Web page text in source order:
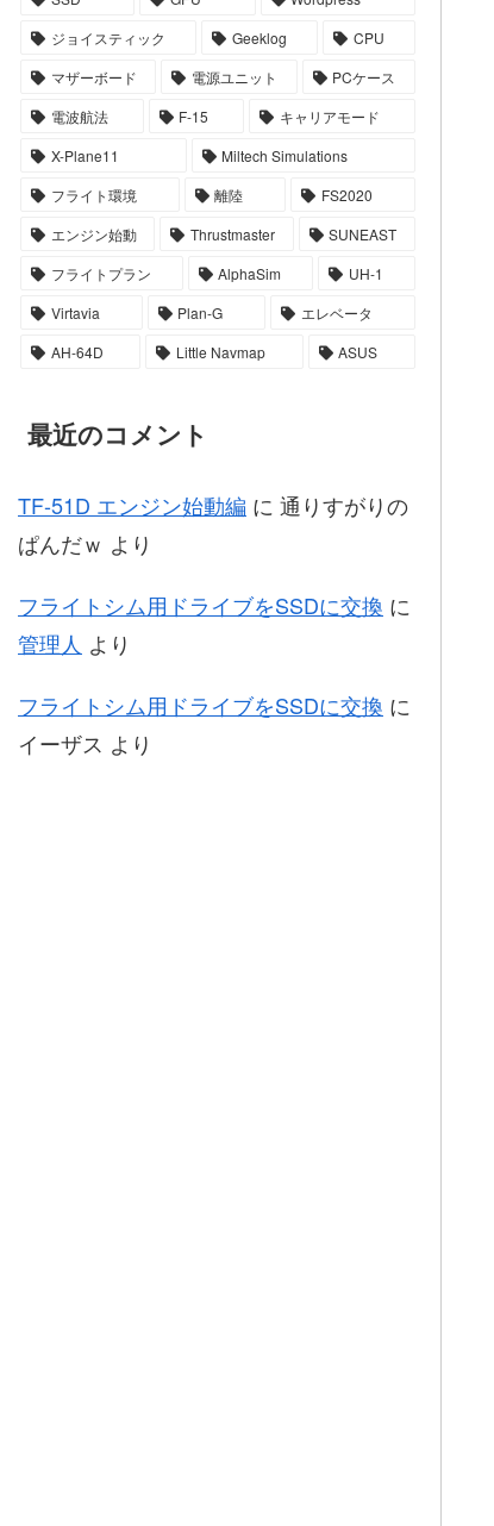
ジョイスティック
Geeklog
CPU
マザーボード
電源ユニット
PCケース
電波航法
F-15
キャリアモード
X-Plane11
Miltech Simulations
フライト環境
離陸
FS2020
エンジン始動
Thrustmaster
SUNEAST
フライトプラン
AlphaSim
UH-1
Virtavia
Plan-G
エレベータ
AH-64D
Little Navmap ASUS
最近のコメント
TF-51D エンジン始動編 に 通りすがりの
ぱんだｗ より
フライトシム用ドライブをSSDに交換 に
管理人 より
フライトシム用ドライブをSSDに交換 に
イーザス より